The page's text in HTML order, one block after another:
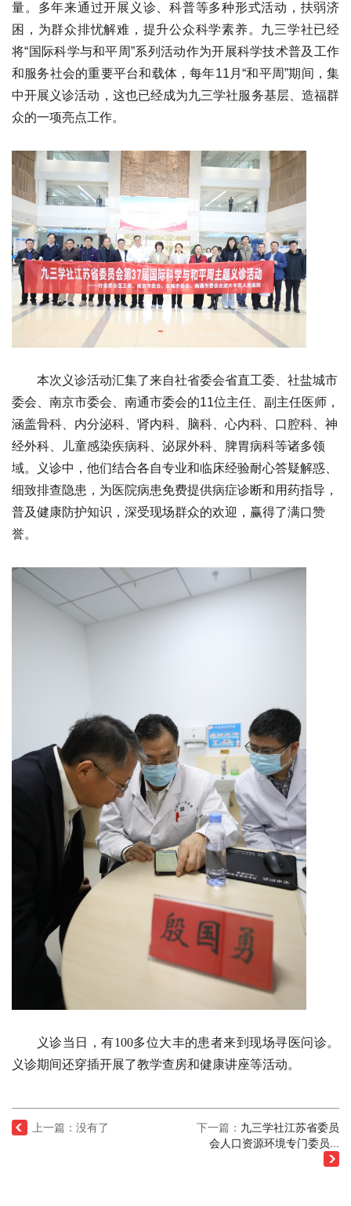
量。多年来通过开展义诊、科普等多种形式活动，扶弱济
困，为群众排忧解难，提升公众科学素养。九三学社已经
将“国际科学与和平周”系列活动作为开展科学技术普及工作
和服务社会的重要平台和载体，每年11月“和平周”期间，集
中开展义诊活动，这也已经成为九三学社服务基层、造福群
众的一项亮点工作。
本次义诊活动汇集了来自社省委会省直工委、社盐城市
委会、南京市委会、南通市委会的11位主任、副主任医师，
涵盖骨科、内分泌科、肾内科、脑科、心内科、口腔科、神
经外科、儿童感染疾病科、泌尿外科、脾胃病科等诸多领
域。义诊中，他们结合各自专业和临床经验耐心答疑解惑、
细致排查隐患，为医院病患免费提供病症诊断和用药指导，
普及健康防护知识，深受现场群众的欢迎，赢得了满口赞
誉。
义诊当日，有100多位大丰的患者来到现场寻医问诊。
义诊期间还穿插开展了教学查房和健康讲座等活动。
上一篇：没有了 下一篇： 九三学社江苏省委员
会人口资源环境专门委员...